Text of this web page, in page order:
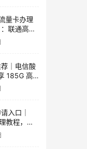
量卡办理
：联通高性
南
｜电信酸
185G 高
钟，长期
入口｜
教程，小
坑技巧